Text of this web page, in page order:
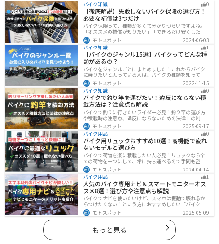
バイク知識 0
【徹底解説】失敗しないバイク保険の選び方！
必要な補償は3つだけ
バイク保険って、種類が多くて分かりづらいですよね。
「オススメの補償が知りたい」「できるだけ安くした
い」「自分に合った保険を知りたい」こういったことで
悩んでいる方向けに、バイク保険の選び方・つけるべき
補償について解説します。
モトスポット
2024-06-03
バイク知識
1
【バイクのジャンル15選】バイクってどんな種
類があるの？
バイクをジャンルごとにまとめました！これからバイク
に乗りたいと思っている人は、バイクの種類を知って気
になる1台を見つけましょう。特徴やメリットデメリット
なども記載しているので、デザインだけでなく性能から
もバイクを探せるようになると失敗しないバイク選びば
できるようになります。
モトスポット
2022-11-15
バイク知識
0
バイクで釣り竿を運びたい！違反にならない積
載方法は？注意点も解説
バイクで釣りに行きたいライダー必見！釣り竿の運び方
や積載時の注意点、違反にならないための法律上の制限
を解説。風の影響やバランス、安全面のポイントを押さ
えつつ、おすすめのロッドケース・ロッドホルダー・コ
ンパクトロッドも紹介。ツーリング途中に気軽に釣りを
楽しみたい方にも最適な情報が満載
モトスポット
2025-09-17
バイク用品
0
バイク用リュックおすすめ10選！高機能で疲れ
ないモデルと選び方
バイクで荷物を楽に積載したい人必見！リュックなら全
ての荷物を一つにして、常に持ち運べるので手間も盗ま
れる心配もありません。腰や肩の負担を軽減して通勤通
学・ツーリングを快適にできるオススメリュックを紹介
します。
モトスポット
2024-04-14
バイク用品
1
人気のバイク専用ナビ＆スマートモニターオス
スメ8選！選び方や注意点も解説
バイクでナビを使いたいけど、スマホは振動で壊れるか
らつけたくない！という方におすすめしたい「バイク専
用ナビ」と「スマートモニター」をまとめてご紹介しま
す。専用ナビなら耐久性もあり、オフラインでも使える
ので安心です。スマートモニターは、スマホと連動させ
てスマホの機能をそのまま利用できます。ドラレコや死
角警告、駐車場の振動検知など様々な便利機能も搭載さ
れています。
モトスポット 2025-05-09
もっと見る